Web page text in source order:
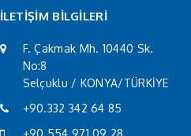
İLETİŞİM BİLGİLERİ
F. Çakmak Mh. 10440 Sk.
No:8
Selçuklu / KONYA/TÜRKİYE
+90.332 342 64 85
+90.554 971 09 28